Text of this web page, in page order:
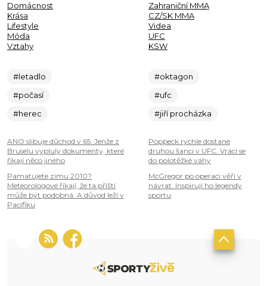
Domácnost
Krása
Lifestyle
Móda
Vztahy
#letadlo
#počasí
#herec
ANO slibuje důchod v 65. Jenže z
Bruselu vypluly dokumenty, které
říkají něco jiného
Pamatujete zimu 2010?
Meteorologové říkají, že ta příští
může být podobná. A důvod leží v
Pacifiku
Zahraniční MMA
CZ/SK MMA
Videa
UFC
KSW
#oktagon
#ufc
#jiří procházka
Poppeck rychle dostane
druhou šanci v UFC. Vrací se
do polotěžké váhy
McGregor po operaci věří v
návrat. Inspirují ho legendy
sportu